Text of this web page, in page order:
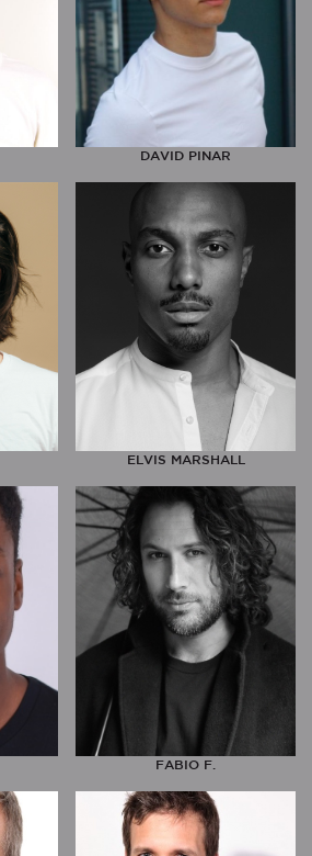
DAVID PINAR
ELVIS MARSHALL
FABIO F.